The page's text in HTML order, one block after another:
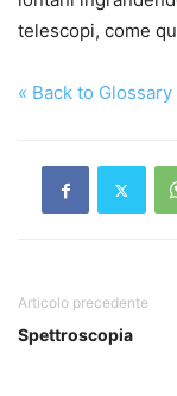
telescopi, come
« Back to
Articolo precedente
Spettroscopia